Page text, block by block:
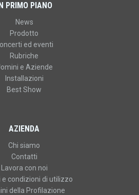
PRIMO PIANO
News
Prodotto
ed eventi
Rubriche
e Aziende
Installazioni
Best Show
AZIENDA
Chi siamo
Contatti
Lavora con noi
e condizioni di utilizzo
della Profilazione